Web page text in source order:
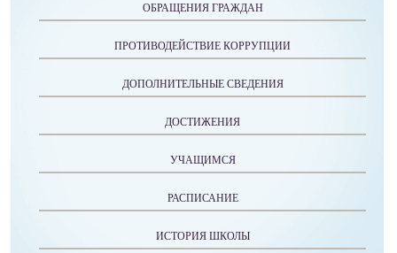
ОБРАЩЕНИЯ ГРАЖДАН
ПРОТИВОДЕЙСТВИЕ КОРРУПЦИИ
ДОПОЛНИТЕЛЬНЫЕ СВЕДЕНИЯ
ДОСТИЖЕНИЯ
УЧАЩИМСЯ
РАСПИСАНИЕ
ИСТОРИЯ ШКОЛЫ